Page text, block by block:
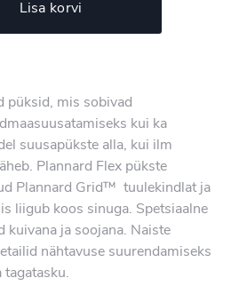
Lisa korvi
püksid, mis sobivad
kui ka
suusapükste alla, kui ilm
Plannard Flex pükste
Plannard Grid™ tuulekindlat ja
liigub koos sinuga. Spetsiaalne
kuivana ja soojana. Naiste
nähtavuse suurendamiseks
tagatasku.